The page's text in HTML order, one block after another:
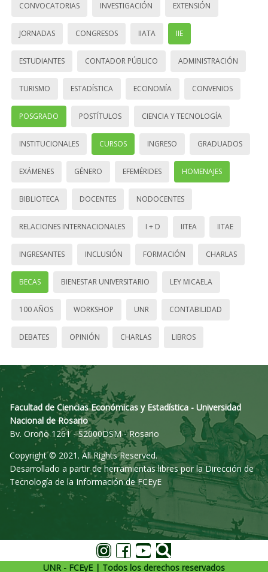
CONVOCATORIAS INVESTIGACIÓN EXTENSIÓN
JORNADAS CONGRESOS IIATA IIE
ESTUDIANTES CONTADOR PÚBLICO ADMINISTRACIÓN
TURISMO ESTADÍSTICA ECONOMÍA CONVENIOS
POSGRADO POSTÍTULOS CIENCIA Y TECNOLOGÍA
INSTITUCIONALES CURSOS INGRESO GRADUADOS
EXÁMENES GÉNERO EFEMÉRIDES HOMENAJES
BIBLIOTECA DOCENTES NODOCENTES
RELACIONES INTERNACIONALES I + D IITEA IITAE
INGRESANTES INCLUSIÓN FORMACIÓN CHARLAS
BECAS BIENESTAR UNIVERSITARIO LEY MICAELA
100 AÑOS WORKSHOP UNR CONTABILIDAD
DEBATES OPINIÓN CHARLAS LIBROS
Facultad de Ciencias Económicas y Estadística - Universidad
Nacional de Rosario
Bv. Oroño 1261 - S2000DSM - Rosario
Copyright © 2021. All Rights Reserved.
Desarrollado a partir de herramientas libres por la Dirección de
Tecnología de la Información de FCEyE
UNR - FCEyE | Todos los derechos reservados